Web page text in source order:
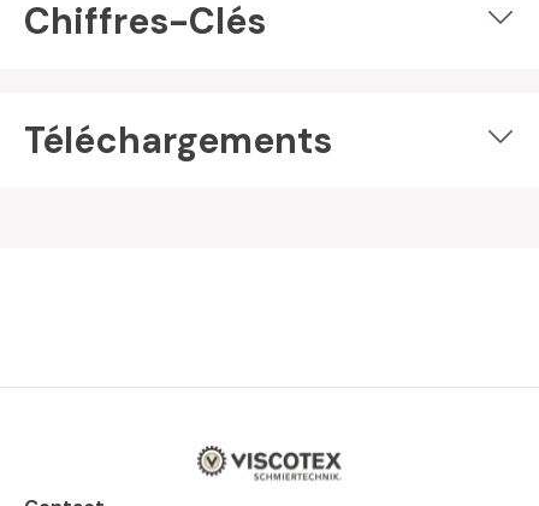
Chiffres-Clés
Téléchargements